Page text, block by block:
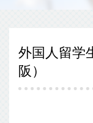
外国人留学
阪）